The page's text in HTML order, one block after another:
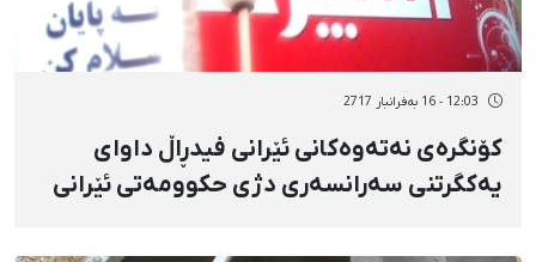
12:03 - 16 بەفرانبار 2717
کۆنگرەی نەتەوەکانی ئێرانی فیدڕاڵ داوای
یەکگرتنی سەرانسەری دژی حکوومەتی ئێرانی